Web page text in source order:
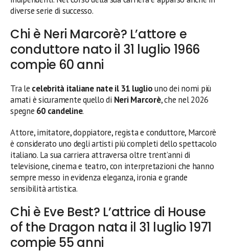
diverse serie di successo.
Chi è Neri Marcorè? L’attore e
conduttore nato il 31 luglio 1966
compie 60 anni
Tra le celebrità italiane nate il 31 lugliouno dei nomi più
amati è sicuramente quello di Neri Marcorè, che nel 2026
spegne 60 candeline.
Attore, imitatore, doppiatore, regista e conduttore, Marcorè
è considerato uno degli artisti più completi dello spettacolo
italiano. La sua carriera attraversa oltre trent’anni di
televisione, cinema e teatro, con interpretazioni che hanno
sempre messo in evidenza eleganza, ironia e grande
sensibilità artistica.
Chi è Eve Best? L’attrice di House
of the Dragon nata il 31 luglio 1971
compie 55 anni